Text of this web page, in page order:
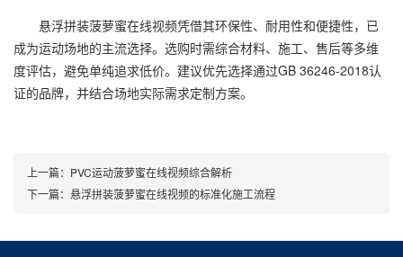
悬浮拼装菠萝蜜在线视频凭借其环保性、耐用性和便捷性，已
成为运动场地的主流选择。选购时需综合材料、施工、售后等多维
度评估，避免单纯追求低价。建议优先选择通过GB 36246-2018认
证的品牌，并结合场地实际需求定制方案。
上一篇： PVC运动菠萝蜜在线视频综合解析
下一篇： 悬浮拼装菠萝蜜在线视频的标准化施工流程